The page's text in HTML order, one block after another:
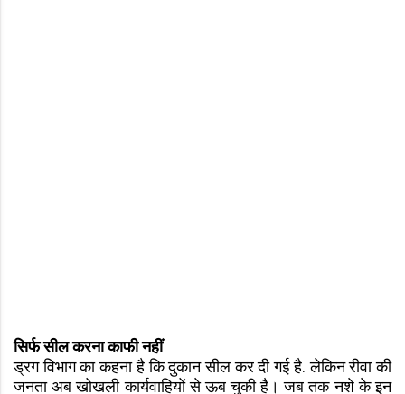
सिर्फ सील करना काफी नहीं
ड्रग विभाग का कहना है कि दुकान सील कर दी गई है. लेकिन रीवा की
जनता अब खोखली कार्यवाहियों से ऊब चुकी है। जब तक नशे के इन